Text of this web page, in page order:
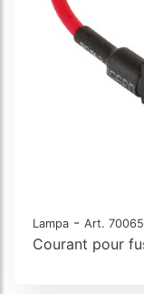
Lampa - Art. 70065
Courant pour